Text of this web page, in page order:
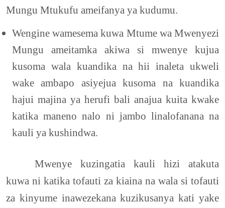
Mungu Mtukufu ameifanya ya kudumu.
Wengine wamesema kuwa Mtume wa Mwenyezi
Mungu ameitamka akiwa si mwenye kujua
kusoma wala kuandika na hii inaleta ukweli
wake ambapo asiyejua kusoma na kuandika
hajui majina ya herufi bali anajua kuita kwake
katika maneno nalo ni jambo linalofanana na
kauli ya kushindwa.
Mwenye kuzingatia kauli hizi atakuta
kuwa ni katika tofauti za kiaina na wala si tofauti
za kinyume inawezekana kuzikusanya kati yake